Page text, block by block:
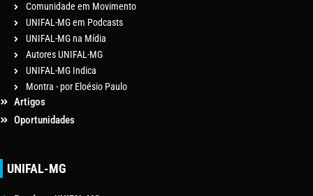
Comunidade em Movimento
UNIFAL-MG em Podcasts
UNIFAL-MG na Mídia
Autores UNIFAL-MG
UNIFAL-MG Indica
Montra - por Eloésio Paulo
Artigos
Oportunidades
UNIFAL-MG